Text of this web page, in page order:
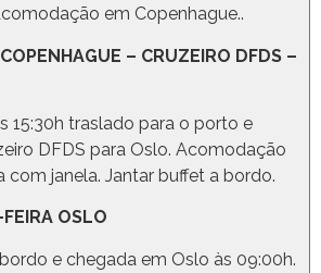
em Copenhague..
– CRUZEIRO DFDS –
15:30h traslado para o porto e
DFDS para Oslo. Acomodação
com janela. Jantar buffet a bordo.
OSLO
e chegada em Oslo às 09:00h.